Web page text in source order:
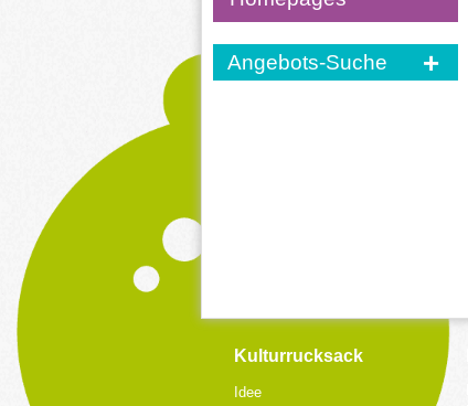
Angebots-Suche
Kulturrucksack
Idee